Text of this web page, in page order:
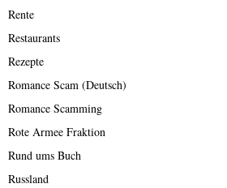
Rente
Restaurants
Rezepte
Romance Scam (Deutsch)
Romance Scamming
Rote Armee Fraktion
Rund ums Buch
Russland